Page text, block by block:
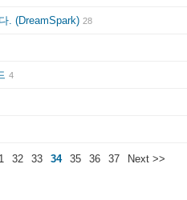
. (DreamSpark) 28
4
32 33 34 35 36 37 Next >>